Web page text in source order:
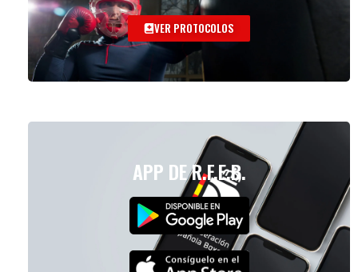
VER PROTOCOLOS
APP DE R.F.E.B.